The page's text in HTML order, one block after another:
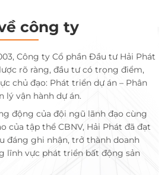
công ty
Công ty Cổ phần Đầu tư Hải Phát
rõ ràng, đầu tư có trọng điểm,
chủ đạo: Phát triển dự án – Phân
lý vận hành dự án.
động của đội ngũ lãnh đạo cùng
của tập thể CBNV, Hải Phát đã đạt
đáng ghi nhận, trở thành doanh
lĩnh vực phát triển bất động sản